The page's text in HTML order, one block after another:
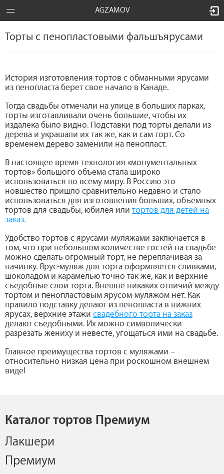
AGZAMOV
Торты с пенопластовыми фальшъярусами
История изготовления тортов с обманными ярусами
из пенопласта берет свое начало в Канаде.
Тогда свадьбы отмечали на улице в больших парках,
торты изготавливали очень большие, чтобы их
издалека было видно. Подставки под торты делали из
дерева и украшали их так же, как и сам торт. Со
временем дерево заменили на пенопласт.
В настоящее время технология «монументальных
тортов» большого объема стала широко
использоваться по всему миру. В Россию это
новшество пришло сравнительно недавно и стало
использоваться для изготовления больших, объемных
тортов для свадьбы, юбилея или тортов для детей на
заказ.
Удобство тортов с ярусами-муляжами заключается в
том, что при небольшом количестве гостей на свадьбе
можно сделать огромный торт, не переплачивая за
начинку. Ярус-муляж для торта оформляется сливками,
шоколадом и карамелью точно так же, как и верхние
съедобные слои торта. Внешне никаких отличий между
тортом и пенопластовым ярусом-муляжом нет. Как
правило подставку делают из пенопласта в нижних
ярусах, верхние этажи свадебного торта на заказ
делают съедобными. Их можно символически
разрезать жениху и невесте, угощаться ими на свадьбе.
Главное преимущества тортов с муляжами –
относительно низкая цена при роскошном внешнем
виде!
Каталог тортов Премиум
Лакшери
Премиум